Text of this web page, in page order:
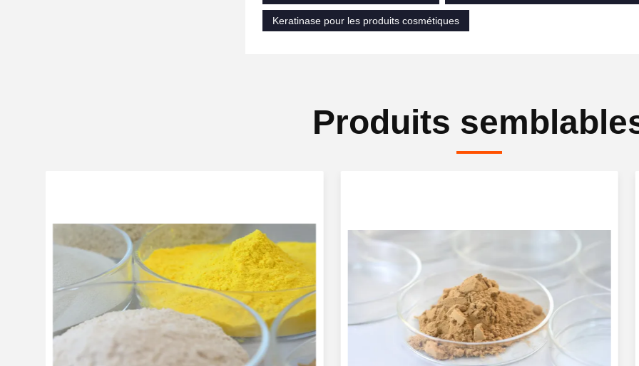
Keratinase pour les produits cosmétiques
Produits